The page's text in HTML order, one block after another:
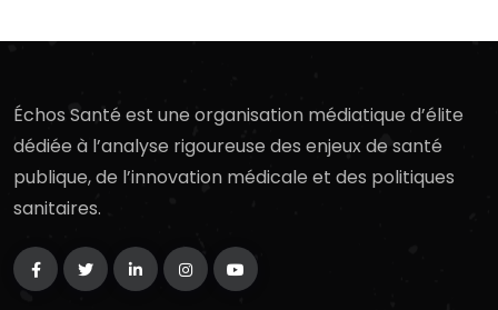
Échos Santé est une organisation médiatique d’élite
dédiée à l’analyse rigoureuse des enjeux de santé
publique, de l’innovation médicale et des politiques
sanitaires.